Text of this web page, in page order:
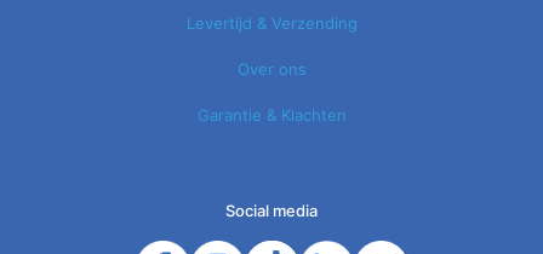
Levertijd & Verzending
Over ons
Garantie & Klachten
Social media